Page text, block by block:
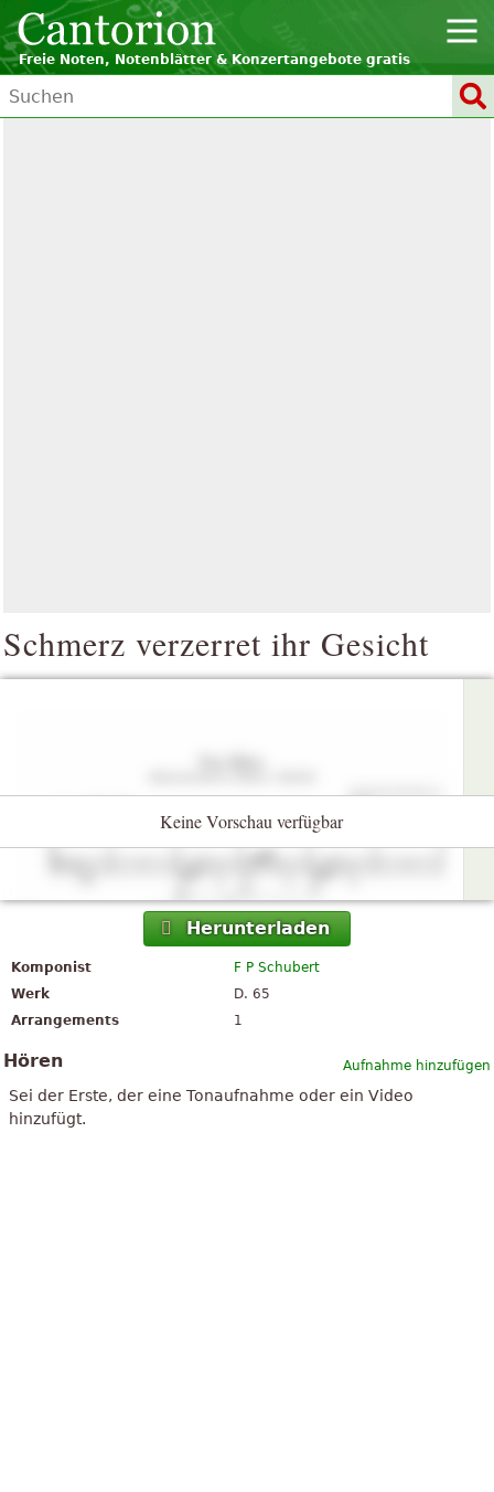
Freie Noten, Notenblätter & Konzertangebote gratis
Schmerz verzerret ihr Gesicht
Keine Vorschau verfügbar
Herunterladen
Komponist
F P Schubert
Werk
D. 65
Arrangements
1
Aufnahme hinzufügen
Hören
Sei der Erste, der eine Tonaufnahme oder ein Video
hinzufügt.